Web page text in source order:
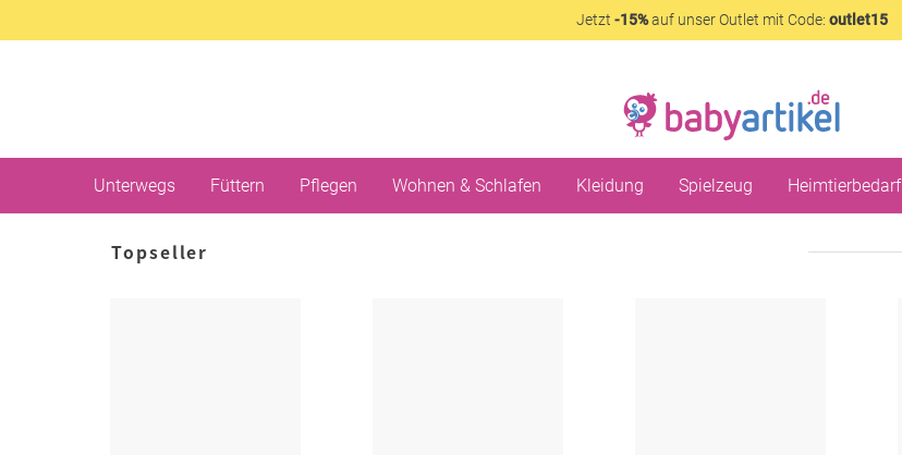
Jetzt -15%auf unser Outlet mit Code: outlet15
Unterwegs Füttern Pflegen Wohnen & Schlafen Kleidung Spielzeug Heimtierbedarf
Topseller